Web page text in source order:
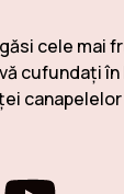
cele mai
cufundați în